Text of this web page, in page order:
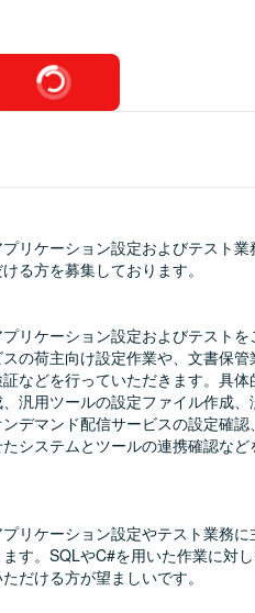
リケーション設定およびテスト
る方を募集しております。
リケーション設定およびテストを
の荷主向け設定作業や、文書保
などを行っていただきます。具体
汎用ツールの設定ファイル作成
デマンド配信サービスの設定確
システムとツールの連携確認など
リケーション設定やテスト業務
す。SQLやC#を用いた作業に対
だける方が望ましいです。